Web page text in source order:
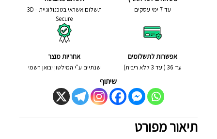
עד 7 ימי עסקים
תשלום אשראי בטכנולוגיית - 3D
Secure
אפשרות לתשלומים
עד 36 (ועד 3 ללא ריבית)
אחריות מוצר
שנתיים ע"י המילטון יבואן רשמי
שיתוף
תיאור מפורט